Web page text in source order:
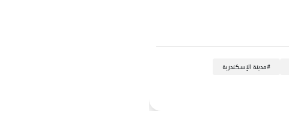
#مدينة الإسكندرية